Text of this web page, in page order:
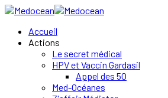
Accueil
Actions
Le secret médical
HPV et Vaccin Gardasil
Appel des 50
Med-Océanes